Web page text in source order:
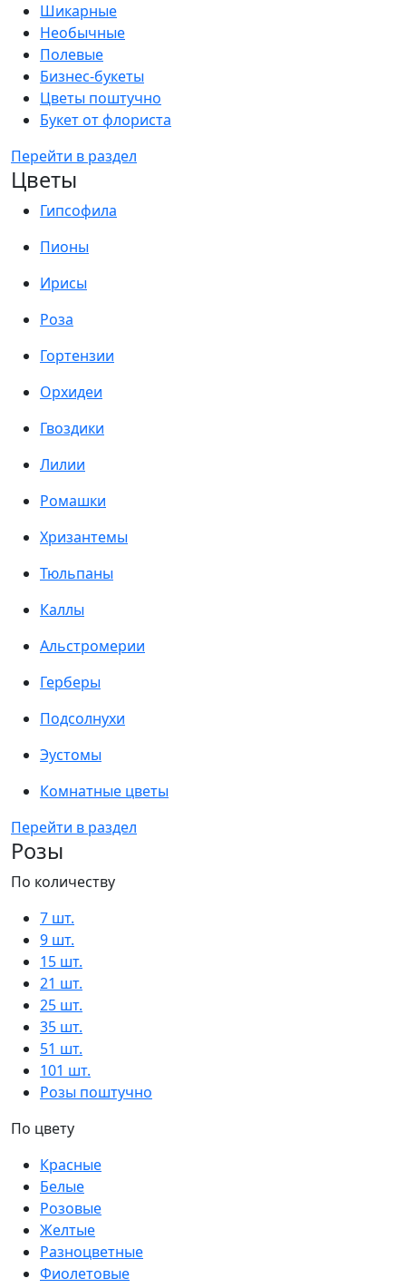
Шикарные
Необычные
Полевые
Бизнес-букеты
Цветы поштучно
Букет от флориста
Перейти в раздел
Цветы
Гипсофила
Пионы
Ирисы
Роза
Гортензии
Орхидеи
Гвоздики
Лилии
Ромашки
Хризантемы
Тюльпаны
Каллы
Альстромерии
Герберы
Подсолнухи
Эустомы
Комнатные цветы
Перейти в раздел
Розы
По количеству
7 шт.
9 шт.
15 шт.
21 шт.
25 шт.
35 шт.
51 шт.
101 шт.
Розы поштучно
По цвету
Красные
Белые
Розовые
Желтые
Разноцветные
Фиолетовые